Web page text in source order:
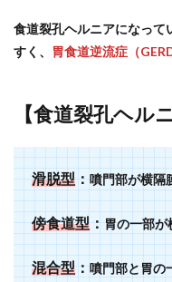
食道裂孔ヘルニアになって
すく、
胃食道逆流症（GERD
【食道裂孔ヘル
滑脱型：噴門部が横隔
傍食道型：胃の一部が
混合型：噴門部と胃の